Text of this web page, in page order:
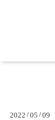
2022 /05 /09